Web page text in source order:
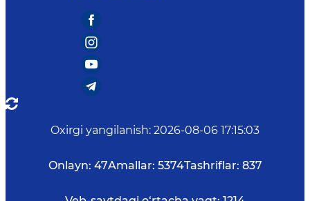
Oxirgi yangilanish: 2026-08-06 17:15:03
Onlayn: 47Amallar: 5374Tashriflar: 837